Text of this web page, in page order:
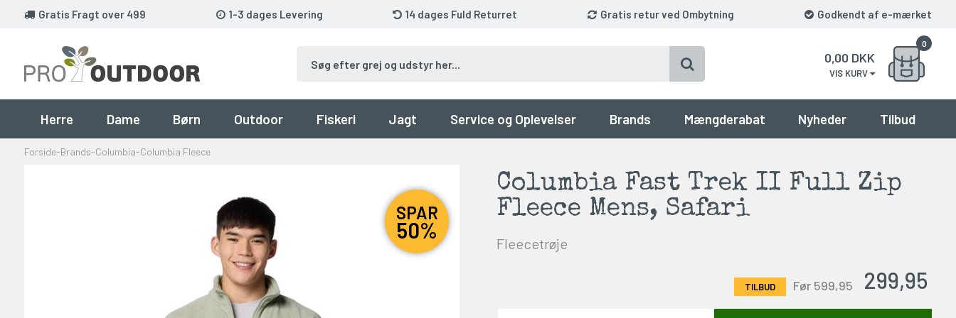
Gratis Fragt over 499 1-3 dages Levering 14 dages Fuld Returret Gratis retur ved Ombytning Godkendt af e-mærket
0
0,00 DKK
VIS KURV
Herre Dame Børn Outdoor Fiskeri Jagt Service og Oplevelser Brands Mængderabat Nyheder Tilbud
Forside-Brands-Columbia-Columbia Fleece
SPAR
50%
Columbia Fast Trek II Full Zip
Fleece Mens, Safari
Fleecetrøje
299,95
Før 599,95